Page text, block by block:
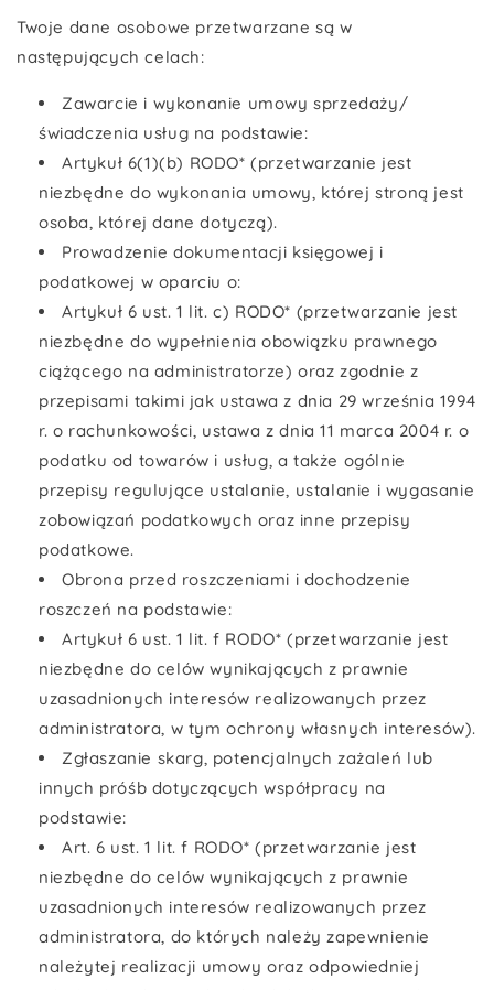
Twoje dane osobowe przetwarzane są w
następujących celach:
Zawarcie i wykonanie umowy sprzedaży/
świadczenia usług na podstawie:
Artykuł 6(1)(b) RODO* (przetwarzanie jest
niezbędne do wykonania umowy, której stroną jest
osoba, której dane dotyczą).
Prowadzenie dokumentacji księgowej i
podatkowej w oparciu o:
Artykuł 6 ust. 1 lit. c) RODO* (przetwarzanie jest
niezbędne do wypełnienia obowiązku prawnego
ciążącego na administratorze) oraz zgodnie z
przepisami takimi jak ustawa z dnia 29 września 1994
r. o rachunkowości, ustawa z dnia 11 marca 2004 r. o
podatku od towarów i usług, a także ogólnie
przepisy regulujące ustalanie, ustalanie i wygasanie
zobowiązań podatkowych oraz inne przepisy
podatkowe.
Obrona przed roszczeniami i dochodzenie
roszczeń na podstawie:
Artykuł 6 ust. 1 lit. f RODO* (przetwarzanie jest
niezbędne do celów wynikających z prawnie
uzasadnionych interesów realizowanych przez
administratora, w tym ochrony własnych interesów).
Zgłaszanie skarg, potencjalnych zażaleń lub
innych próśb dotyczących współpracy na
podstawie:
Art. 6 ust. 1 lit. f RODO* (przetwarzanie jest
niezbędne do celów wynikających z prawnie
uzasadnionych interesów realizowanych przez
administratora, do których należy zapewnienie
należytej realizacji umowy oraz odpowiedniej